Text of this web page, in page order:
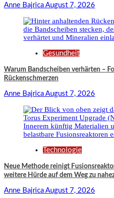
Anne Bajrica August 7, 2026
Gesundheit
Warum Bandscheiben verhärten –
Rückenschmerzen
Anne Bajrica August 7, 2026
Technologie
Neue Methode reinigt
weitere Hürde auf dem Weg zu
Anne Bajrica August 7, 2026